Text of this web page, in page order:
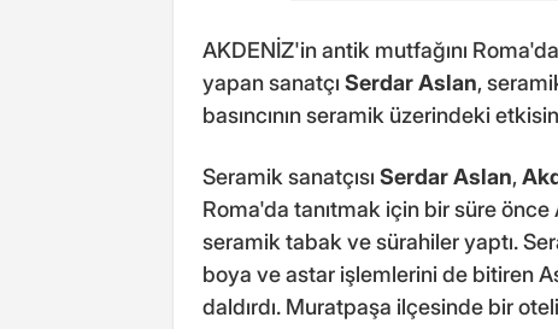
AKDENİZ'in antik mutfağını
yapan sanatçı Serdar Aslan,
basıncının seramik üzerindeki
Seramik sanatçısı Serdar Aslan,
Roma'da tanıtmak için bir süre önce
seramik tabak ve sürahiler yaptı.
boya ve astar işlemlerini de bitiren
daldırdı. Muratpaşa ilçesinde bir